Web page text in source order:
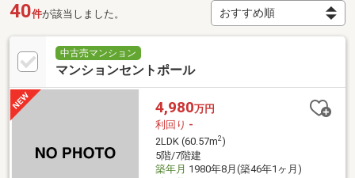
40件が該当しました。
中古売マンション
マンションセントポール
4,980万円
利回り -
2LDK (60.57m2)
5階/7階建
築年月 1980年8月(築46年1ヶ月)